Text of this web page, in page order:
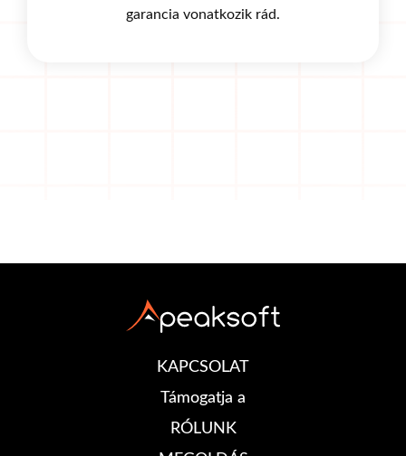
garancia vonatkozik rád.
KAPCSOLAT
Támogatja a
RÓLUNK